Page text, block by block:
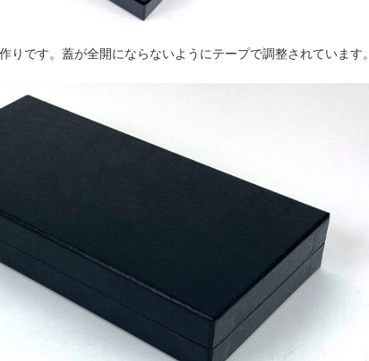
りです。蓋が全開にならないようにテープで調整されています。